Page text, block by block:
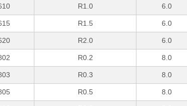
R1.0 6.0
R1.5 6.0
R2.0 6.0
R0.2 8.0
R0.3 8.0
R0.5 8.0